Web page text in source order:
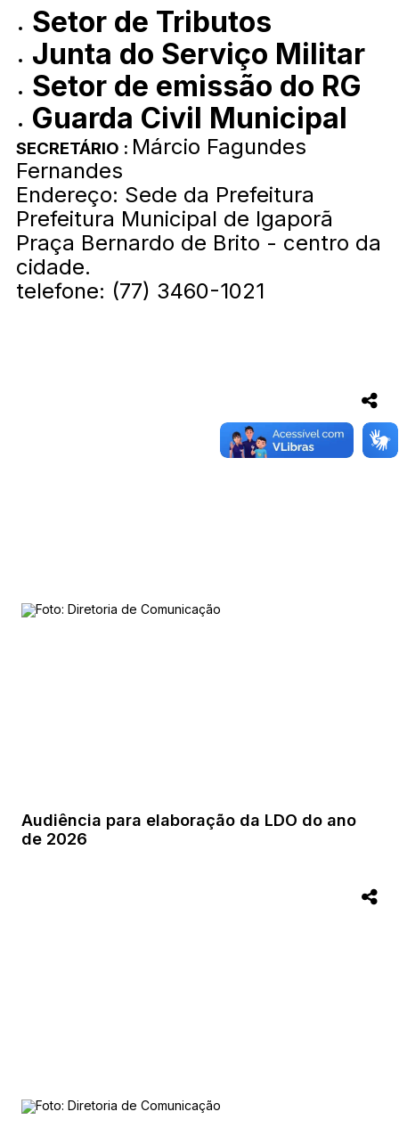
Setor de Tributos
Junta do Serviço Militar
Setor de emissão do RG
Guarda Civil Municipal
SECRETÁRIO : Márcio Fagundes
Fernandes
Endereço: Sede da Prefeitura
Prefeitura Municipal de Igaporã
Praça Bernardo de Brito - centro da
cidade.
telefone: (77) 3460-1021
Audiência para elaboração da LDO do ano
de 2026